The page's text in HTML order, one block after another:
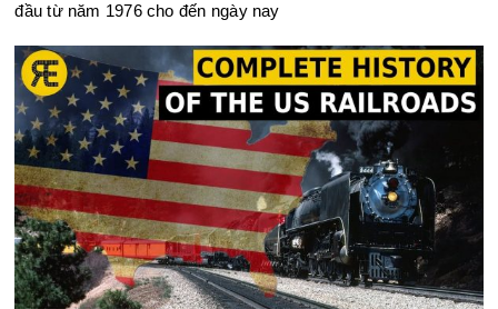
đầu từ năm 1976 cho đến ngày nay